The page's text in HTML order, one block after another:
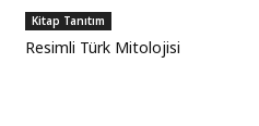
Kitap Tanıtım
Resimli Türk Mitolojisi